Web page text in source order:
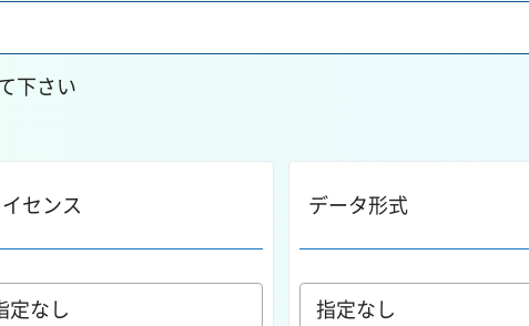
下さい
センス データ形式